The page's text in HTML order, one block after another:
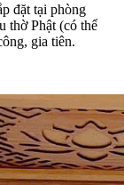
đặt tại phòng
thờ Phật (có thể
gia tiên.